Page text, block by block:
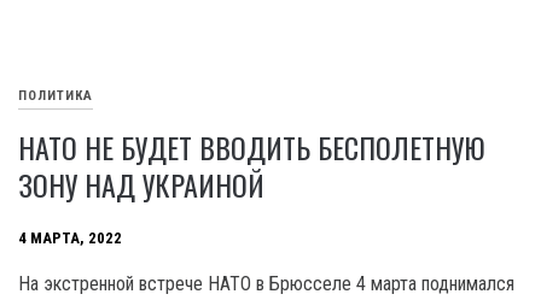
ПОЛИТИКА
НАТО НЕ БУДЕТ ВВОДИТЬ БЕСПОЛЕТНУЮ
ЗОНУ НАД УКРАИНОЙ
4 МАРТА, 2022
На экстренной встрече НАТО в Брюсселе 4 марта поднимался